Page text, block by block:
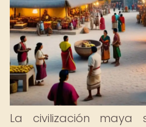
La civilización